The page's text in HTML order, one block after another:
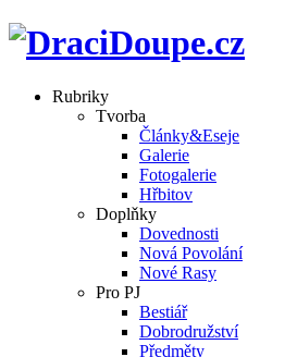
Rubriky
Tvorba
Články&Eseje
Galerie
Fotogalerie
Hřbitov
Doplňky
Dovednosti
Nová Povolání
Nové Rasy
Pro PJ
Bestiář
Dobrodružství
Předměty